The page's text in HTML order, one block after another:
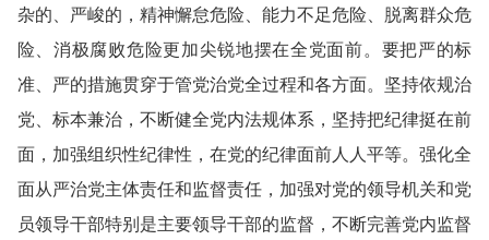
杂的、严峻的，精神懈怠危险、能力不足危险、脱离群众危
险、消极腐败危险更加尖锐地摆在全党面前。要把严的标
准、严的措施贯穿于管党治党全过程和各方面。坚持依规治
党、标本兼治，不断健全党内法规体系，坚持把纪律挺在前
面，加强组织性纪律性，在党的纪律面前人人平等。强化全
面从严治党主体责任和监督责任，加强对党的领导机关和党
员领导干部特别是主要领导干部的监督，不断完善党内监督